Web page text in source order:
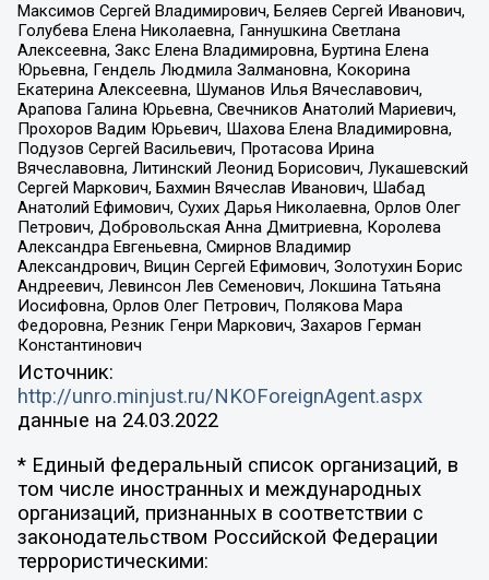
Максимов Сергей Владимирович, Беляев Сергей Иванович,
Голубева Елена Николаевна, Ганнушкина Светлана
Алексеевна, Закс Елена Владимировна, Буртина Елена
Юрьевна, Гендель Людмила Залмановна, Кокорина
Екатерина Алексеевна, Шуманов Илья Вячеславович,
Арапова Галина Юрьевна, Свечников Анатолий Мариевич,
Прохоров Вадим Юрьевич, Шахова Елена Владимировна,
Подузов Сергей Васильевич, Протасова Ирина
Вячеславовна, Литинский Леонид Борисович, Лукашевский
Сергей Маркович, Бахмин Вячеслав Иванович, Шабад
Анатолий Ефимович, Сухих Дарья Николаевна, Орлов Олег
Петрович, Добровольская Анна Дмитриевна, Королева
Александра Евгеньевна, Смирнов Владимир
Александрович, Вицин Сергей Ефимович, Золотухин Борис
Андреевич, Левинсон Лев Семенович, Локшина Татьяна
Иосифовна, Орлов Олег Петрович, Полякова Мара
Федоровна, Резник Генри Маркович, Захаров Герман
Константинович
Источник:
http://unro.minjust.ru/NKOForeignAgent.aspx
данные на 24.03.2022
* Единый федеральный список организаций, в
том числе иностранных и международных
организаций, признанных в соответствии с
законодательством Российской Федерации
террористическими: